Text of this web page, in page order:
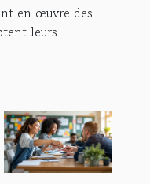
en œuvre des
leurs